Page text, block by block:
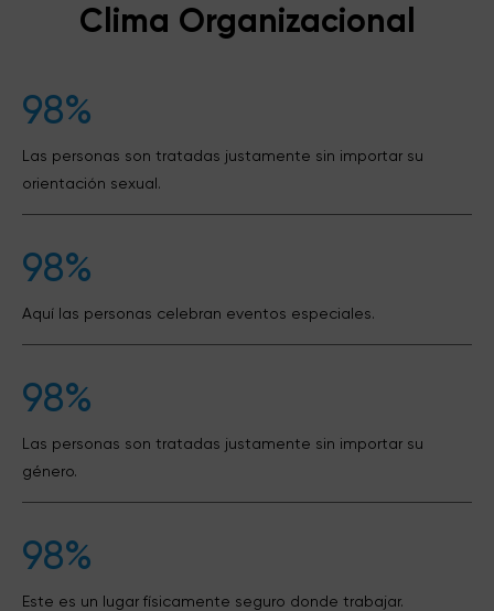
Clima Organizacional
98%
Las personas son tratadas justamente sin importar su
orientación sexual.
98%
Aquí las personas celebran eventos especiales.
98%
Las personas son tratadas justamente sin importar su
género.
98%
Este es un lugar físicamente seguro donde trabajar.